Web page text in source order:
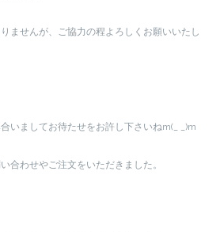
ませんが、ご協力の程よろしくお願いいたし
いましてお待たせをお許し下さいねm(_ _)m
合わせやご注文をいただきました。